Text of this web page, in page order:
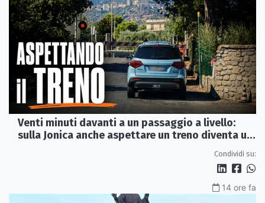
Venti minuti davanti a un passaggio a livello:
sulla Jonica anche aspettare un treno diventa un
Condividi su:
14 ore fa